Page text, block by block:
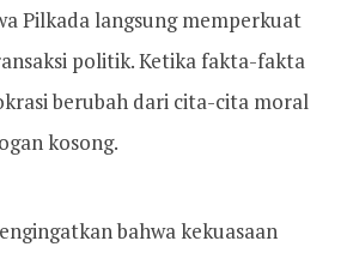
Pilkada langsung memperkuat
politik. Ketika fakta-fakta
berubah dari cita-cita moral
kosong.
bahwa kekuasaan